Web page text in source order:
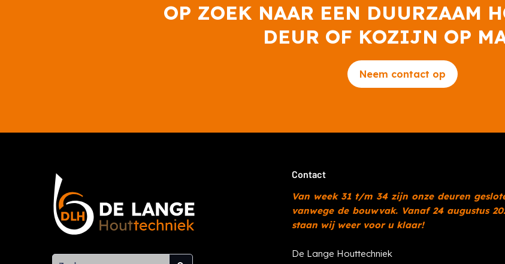
OP ZOEK NAAR EEN DUURZAAM
DEUR OF KOZIJN OP
Neem contact op
Contact
Van week 31 t/m 34 zijn onze deuren
vanwege de bouwvak. Vanaf 24 augustus
staan wij weer voor u klaar!
De Lange Houttechniek